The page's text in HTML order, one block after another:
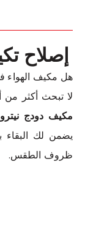
إصلاح
هل مكيف الهواء
لا تبحث أكثر
مكيف دودج
يضمن لك البقاء
ظروف الطقس.